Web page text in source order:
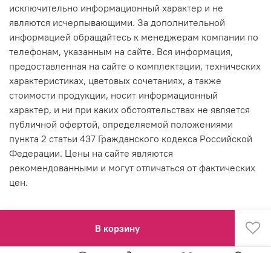
В корзину
исключительно информационный характер и не
являются исчерпывающими. За дополнительной
информацией обращайтесь к менеджерам компании по
телефонам, указанным на сайте. Вся информация,
предоставленная на сайте о комплектации, технических
характеристиках, цветовых сочетаниях, а также
стоимости продукции, носит информационный
характер, и ни при каких обстоятельствах не является
публичной офертой, определяемой положениями
пункта 2 статьи 437 Гражданского кодекса Российской
Федерации. Цены на сайте являются
рекомендованными и могут отличаться от фактических
цен.